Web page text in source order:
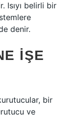
Isıyı belirli bir
denir.
IŞE
bir
ve